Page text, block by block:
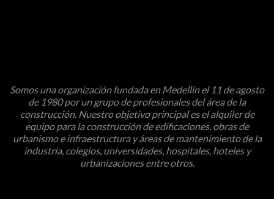
Somos una organización fundada en Medellín el 11 de agosto
de 1980 por un grupo de profesionales del área de la
construcción. Nuestro objetivo principal es el alquiler de
equipo para la construcción de edificaciones, obras de
urbanismo e infraestructura y áreas de mantenimiento de la
industria, colegios, universidades, hospitales, hoteles y
urbanizaciones entre otros.